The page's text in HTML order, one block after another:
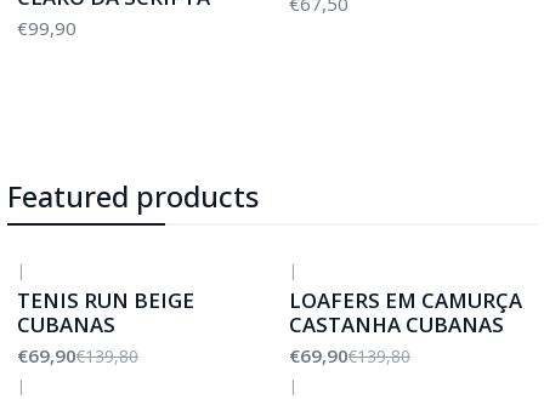
€99,90
Featured products
|
TENIS RUN BEIGE
CUBANAS
€69,90€139,80
|
LOAFERS EM CAMURÇA
CASTANHA CUBANAS
€69,90€139,80
| |